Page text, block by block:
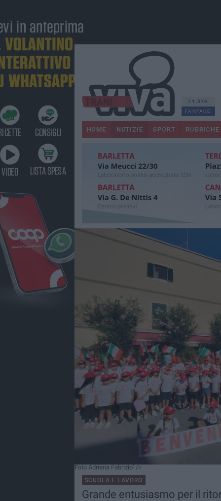
71.576
FANPAGE
HOME NOTIZIE SPORT RUBRICHE
Foto Adriana Fabrizio" />
SCUOLA E LAVORO
Grande entusiasmo per il